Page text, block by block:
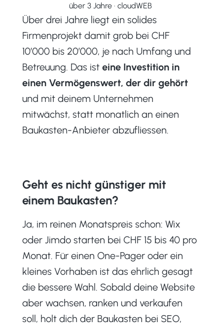
über 3 Jahre · cloudWEB
Über drei Jahre liegt ein solides
Firmenprojekt damit grob bei CHF
10’000 bis 20’000, je nach Umfang und
Betreuung. Das ist eine Investition in
einen Vermögenswert, der dir gehört
und mit deinem Unternehmen
mitwächst, statt monatlich an einen
Baukasten-Anbieter abzufliessen.
Geht es nicht günstiger mit
einem Baukasten?
Ja, im reinen Monatspreis schon: Wix
oder Jimdo starten bei CHF 15 bis 40 pro
Monat. Für einen One-Pager oder ein
kleines Vorhaben ist das ehrlich gesagt
die bessere Wahl. Sobald deine Website
aber wachsen, ranken und verkaufen
soll, holt dich der Baukasten bei SEO,